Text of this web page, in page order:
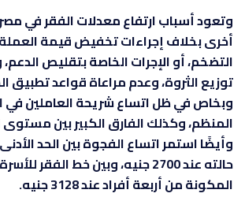
وتعود أسباب ارتفاع معدلات الفقر في
أخرى بخلاف إجراءات تخفيض قيمة
التضخم، أو الإجرات الخاصة بتقليص
توزيع الثروة، وعدم مراعاة قواعد تطبيق
وبخاص في ظل اتساع شريحة العاملين في
المنظم، وكذلك الفارق الكبير بين مستوى
وأيضًا استمر اتساع الفجوة بين الحد
حالته عند 2700 جنيه، وبين خط الفقر
المكونة من أربعة أفراد عند 3128 جنيه.